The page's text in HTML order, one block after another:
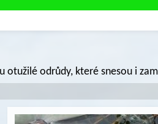
odrůdy, které snesou i